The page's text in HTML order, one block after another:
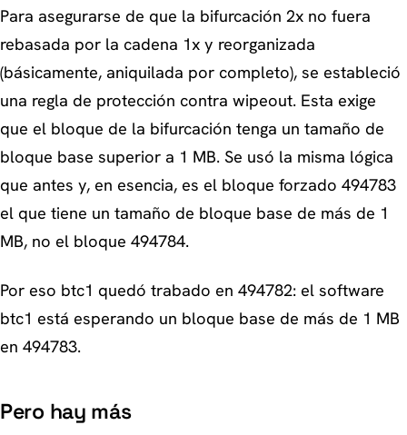
Para asegurarse de que la bifurcación 2x no fuera
rebasada por la cadena 1x y reorganizada
(básicamente, aniquilada por completo), se estableció
una regla de protección contra wipeout. Esta exige
que el bloque de la bifurcación tenga un tamaño de
bloque base superior a 1 MB. Se usó la misma lógica
que antes y, en esencia, es el bloque forzado 494783
el que tiene un tamaño de bloque base de más de 1
MB, no el bloque 494784.
Por eso btc1 quedó trabado en 494782: el software
btc1 está esperando un bloque base de más de 1 MB
en 494783.
Pero hay más